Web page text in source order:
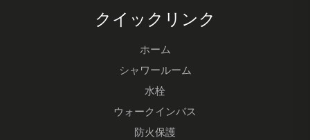
クイックリンク
ホーム
シャワールーム
水栓
ウォークインバス
防火保護